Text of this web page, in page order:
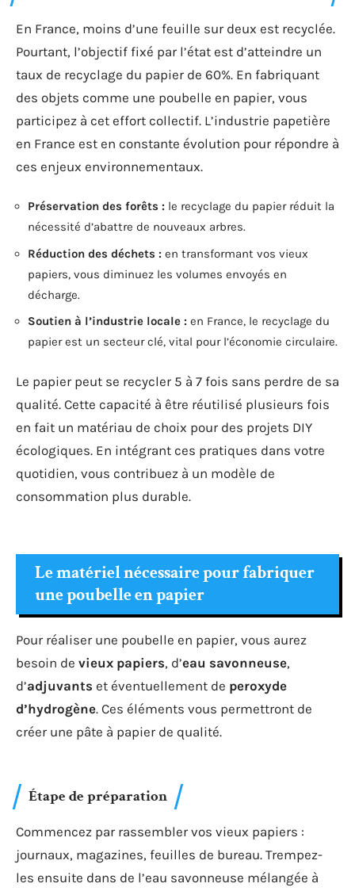
En France, moins d’une feuille sur deux est recyclée.
Pourtant, l’objectif fixé par l’état est d’atteindre un
taux de recyclage du papier de 60%. En fabriquant
des objets comme une poubelle en papier, vous
participez à cet effort collectif. L’industrie papetière
en France est en constante évolution pour répondre à
ces enjeux environnementaux.
Préservation des forêts : le recyclage du papier réduit la
nécessité d’abattre de nouveaux arbres.
Réduction des déchets : en transformant vos vieux
papiers, vous diminuez les volumes envoyés en
décharge.
Soutien à l’industrie locale : en France, le recyclage du
papier est un secteur clé, vital pour l’économie circulaire.
Le papier peut se recycler 5 à 7 fois sans perdre de sa
qualité. Cette capacité à être réutilisé plusieurs fois
en fait un matériau de choix pour des projets DIY
écologiques. En intégrant ces pratiques dans votre
quotidien, vous contribuez à un modèle de
consommation plus durable.
Le matériel nécessaire pour fabriquer
une poubelle en papier
Pour réaliser une poubelle en papier, vous aurez
besoin de vieux papiers, d’eau savonneuse,
d’adjuvants et éventuellement de peroxyde
d’hydrogène. Ces éléments vous permettront de
créer une pâte à papier de qualité.
Étape de préparation
Commencez par rassembler vos vieux papiers :
journaux, magazines, feuilles de bureau. Trempez-
les ensuite dans de l’eau savonneuse mélangée à